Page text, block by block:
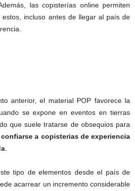
las copisterías online permiten
incluso antes de llegar al país de
anterior, el material POP favorece la
se expone en eventos en tierras
que suele tratarse de obsequios para
confiarse a copisterias de experiencia
tipo de elementos desde el país de
acarrear un incremento considerable